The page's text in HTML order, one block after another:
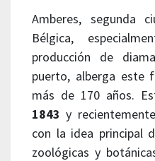
Amberes, segunda
Bélgica,
producción de
puerto, alberga este
más de 170 años.
1843 y
con la idea principal
zoológicas y